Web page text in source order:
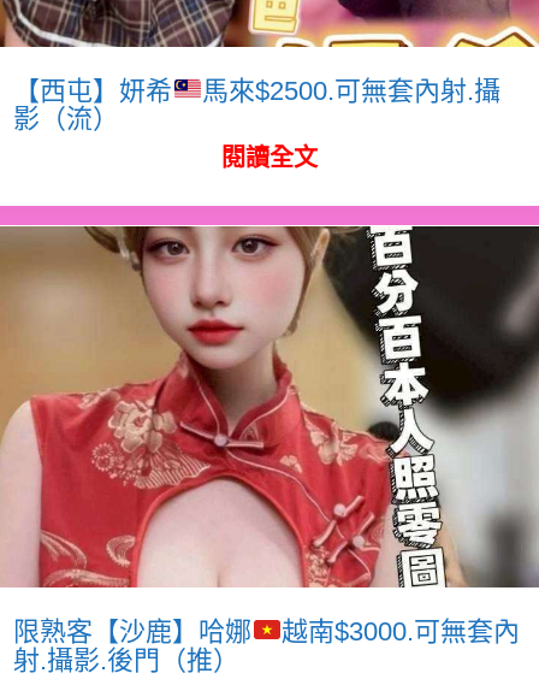
【西屯】妍希
馬來$2500.可無套內射.攝
影（流）
閱讀全文
限熟客【沙鹿】哈娜
越南$3000.可無套內
射.攝影.後門（推）